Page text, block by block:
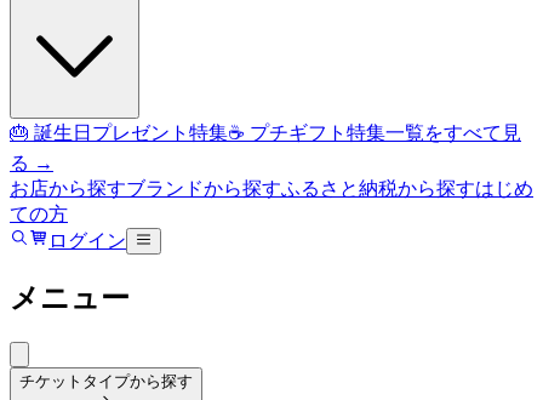
🎂 誕生日プレゼント特集☕ プチギフト特集一覧をすべて見
る →
お店から探すブランドから探すふるさと納税から探すはじめ
ての方
ログイン
メニュー
チケットタイプから探す